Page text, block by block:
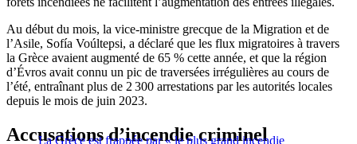
Au début du mois, la vice-ministre grecque de la Migration et de
l’Asile, Sofía Voúltepsi, a déclaré que les flux migratoires à travers
la Grèce avaient augmenté de 65 % cette année, et que la région
d’Évros avait connu un pic de traversées irrégulières au cours de
l’été, entraînant plus de 2 300 arrestations par les autorités locales
depuis le mois de juin 2023.
La Grèce est frappée par « le plus grand incendie
Accusations d’incendie criminel